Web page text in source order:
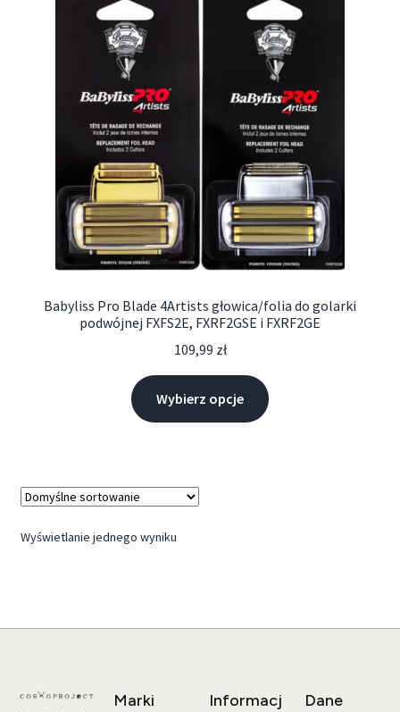
Babyliss Pro Blade 4Artists głowica/folia do golarki
podwójnej FXFS2E, FXRF2GSE i FXRF2GE
109,99 zł
Wybierz opcje
Wyświetlanie jednego wyniku
Marki
Informacj
Dane